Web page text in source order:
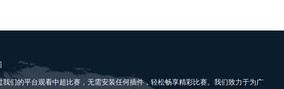
们的平台观看中超比赛，无需安装任何插件，轻松畅享精彩比赛。我们致力于为广